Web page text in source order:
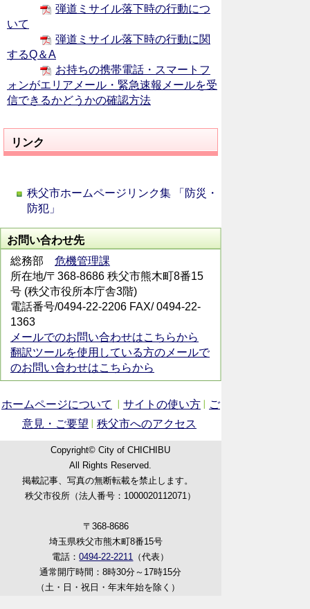
弾道ミサイル落下時の行動につ
いて
弾道ミサイル落下時の行動に関
するQ＆A
お持ちの携帯電話・スマートフ
ォンがエリアメール・緊急速報メールを受
信できるかどうかの確認方法
リンク
秩父市ホームページリンク集 「防災・
防犯」
お問い合わせ先
総務部 危機管理課
所在地/〒368-8686 秩父市熊木町8番15
号 (秩父市役所本庁舎3階)
電話番号/0494-22-2206 FAX/ 0494-22-
1363
メールでのお問い合わせはこちらから
翻訳ツールを使用している方のメールで
のお問い合わせはこちらから
ホームページについて サイトの使い方
ご
意見・ご要望
秩父市へのアクセス
Copyright© City of CHICHIBU
All Rights Reserved.
掲載記事、写真の無断転載を禁止します。
秩父市役所（法人番号：1000020112071）
〒368-8686
埼玉県秩父市熊木町8番15号
電話：0494-22-2211 （代表）
通常開庁時間：8時30分～17時15分
（土・日・祝日・年末年始を除く）